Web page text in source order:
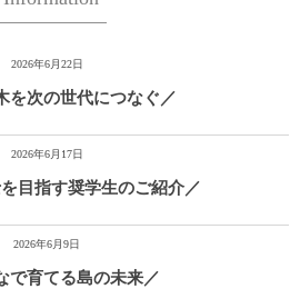
2026年6月22日
を次の世代につなぐ／
2026年6月17日
目指す奨学生のご紹介／
2026年6月9日
で育てる島の未来／